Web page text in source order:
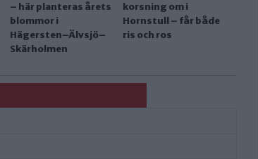
– här planteras årets
blommor i
Hägersten–Älvsjö–
Skärholmen
korsning om i
Hornstull – får både
ris och ros